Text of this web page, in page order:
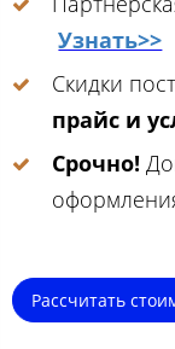
Узнать>>
Скидки
прайс и
Срочно!
Рассчитать